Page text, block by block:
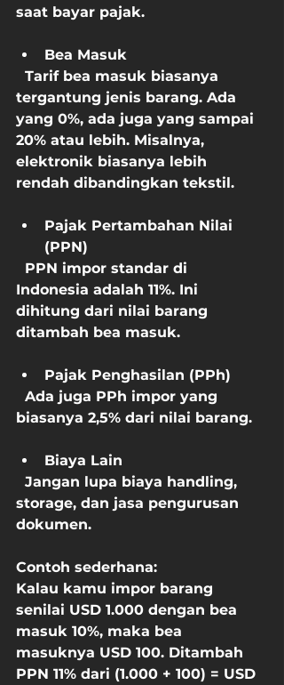
saat bayar pajak.
Bea Masuk
tergantung jenis barang. Ada
yang 0%, ada juga yang sampai
20% atau lebih. Misalnya,
elektronik biasanya lebih
rendah dibandingkan tekstil.
Pajak Pertambahan Nilai
(PPN)
Indonesia adalah 11%. Ini
dihitung dari nilai barang
ditambah bea masuk.
Pajak Penghasilan (PPh)
biasanya 2,5% dari nilai barang.
Biaya Lain
storage, dan jasa pengurusan
dokumen.
Contoh sederhana:
Kalau kamu impor barang
senilai USD 1.000 dengan bea
masuk 10%, maka bea
masuknya USD 100. Ditambah
PPN 11% dari (1.000 + 100) = USD